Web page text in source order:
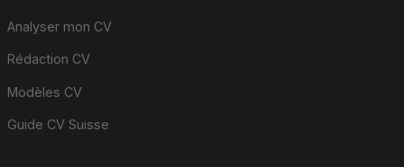
Analyser mon CV
Rédaction CV
Modèles CV
Guide CV Suisse